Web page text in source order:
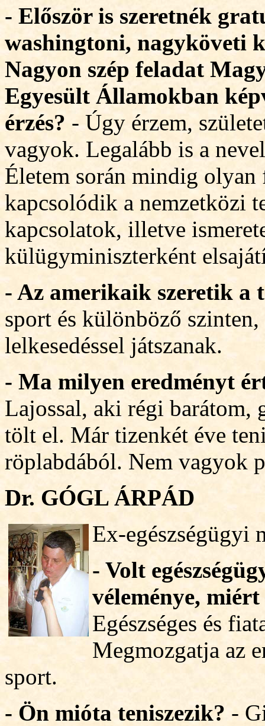
- Először is szeretnék
washingtoni, nagyköveti
Nagyon szép feladat
Egyesült Államokban
érzés? - Úgy érzem,
vagyok. Legalább is a
Életem során mindig olyan
kapcsolódik a nemzetközi
kapcsolatok, illetve
külügyminiszterként
- Az amerikaik szeretik a
sport és különböző
lelkesedéssel játszanak.
- Ma milyen eredményt
Lajossal, aki régi barátom,
tölt el. Már tizenkét éve
röplabdából. Nem vagyok
Dr. GÓGL ÁRPÁD
Ex-egészségügyi
- Volt
véleménye,
Egészséges és
Megmozgatja az
sport.
- Ön mióta teniszezik? -